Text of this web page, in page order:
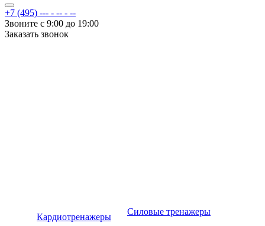
+7 (495) --- - -- - --
Звоните с 9:00 до 19:00
Заказать звонок
Кардиотренажеры
Силовые тренажеры